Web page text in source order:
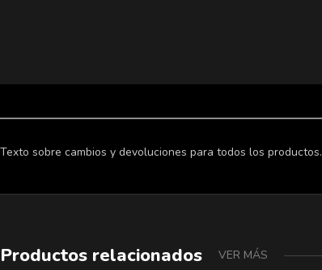
Texto sobre cambios y devoluciones para todos los productos.
Productos relacionados VER MÁS